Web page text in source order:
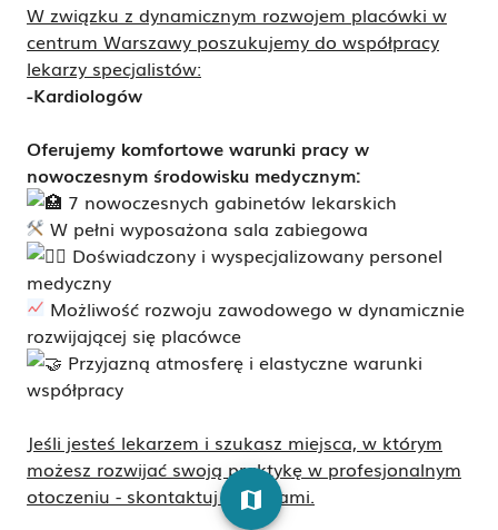
W związku z dynamicznym rozwojem placówki w
centrum Warszawy poszukujemy do współpracy
lekarzy specjalistów:
-Kardiologów
Oferujemy komfortowe warunki pracy w
nowoczesnym środowisku medycznym:
7 nowoczesnych gabinetów lekarskich
W pełni wyposażona sala zabiegowa
Doświadczony i wyspecjalizowany personel
medyczny
Możliwość rozwoju zawodowego w dynamicznie
rozwijającej się placówce
Przyjazną atmosferę i elastyczne warunki
współpracy
Jeśli jesteś lekarzem i szukasz miejsca, w którym
możesz rozwijać swoją praktykę w profesjonalnym
otoczeniu - skontaktuj się z nami.
map